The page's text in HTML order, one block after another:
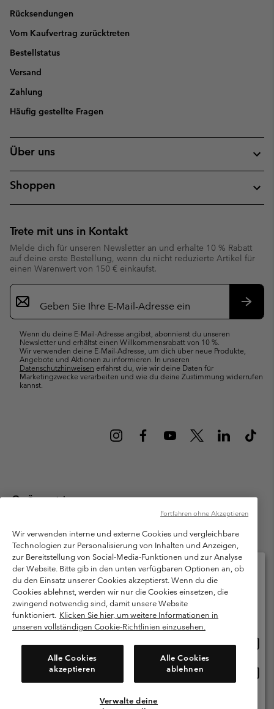
Rücksendungen
Vom Kaufvertrag zurücktreten
Bestellstatus
Versand
Zahlung
Häufig gestellte Fragen
Über uns
Shoppen
Trete mit uns in Kontakt
Melde dich für unseren Newsletter an und erhalte 10 % Rabatt
auf deine erste Bestellung, wenn du nicht reduzierte Artikel für
einen Warenwert von 150 € einkaufst.
Newsletter-
Anmeldung
Wenn du deine E-Mail-Adresse angibst, abonnierst du unseren
Newsletter und erhältst einen Willkommensrabatt von 10 %.
Wir verwenden deine E-Mail-Adresse, um dich über neue Produkte,
Angebote und Aktionen zu informieren. In unseren
Datenschutzhinweisen erfährst du, wie wir deine Daten für
Marketingzwecke verarbeiten und wie du deine Zustimmung widerrufen
kannst.
Österreich
Columbia Sportswear Austria GmbH. Moosfeldstraße 1, 5101
Bergheim, Salzburg Österreich. Alle Rechte vorbehalten.
Nutzungsbedingungen
Allgemeine Verkaufsbedingungen
Garantie
Datenschutzerklärung
Bestimmungen und Bedingungen des Mitglieder Programms
Nutzungsbedingungen Für Nutzergenerierte Inhalte
Cookies
Kundenservice: Mo- Fr. 9:00 - 13:00 & 14:00- 18:00 Uhr
(+)43720880525
Wir verwenden interne und externe Cookies und vergleichbare
Technologien zur Personalisierung von Inhalten und Anzeigen,
zur Bereitstellung von Social-Media-Funktionen und zur Analyse
der Website. Bitte gib in den unten verfügbaren Optionen an, ob
du den Einsatz unserer Cookies akzeptierst. Wenn du die
Cookies ablehnst, werden wir nur die Cookies einsetzen, die
zwingend notwendig sind, damit unsere Website
funktioniert. Klicken Sie hier, um weitere Informationen in
unseren vollständigen Cookie-Richtlinien einzusehen.
Alle Cookies
akzeptieren
Alle Cookies
ablehnen
Verwalte deine
Fortfahren ohne Akzeptieren
Bitte wählen Sie Ihr Lieferland und Ihre Sprache
Online-Einkauf verfügbar
Österreich
Alle Länder Anzeigen